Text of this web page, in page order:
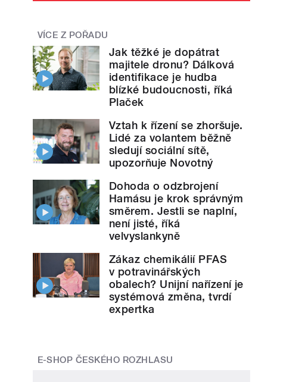
VÍCE Z POŘADU
Jak těžké je dopátrat
majitele dronu? Dálková
identifikace je hudba
blízké budoucnosti, říká
Plaček
Vztah k řízení se zhoršuje.
Lidé za volantem běžně
sledují sociální sítě,
upozorňuje Novotný
Dohoda o odzbrojení
Hamásu je krok správným
směrem. Jestli se naplní,
není jisté, říká
velvyslankyně
Zákaz chemikálií PFAS
v potravinářských
obalech? Unijní nařízení je
systémová změna, tvrdí
expertka
E-SHOP ČESKÉHO ROZHLASU